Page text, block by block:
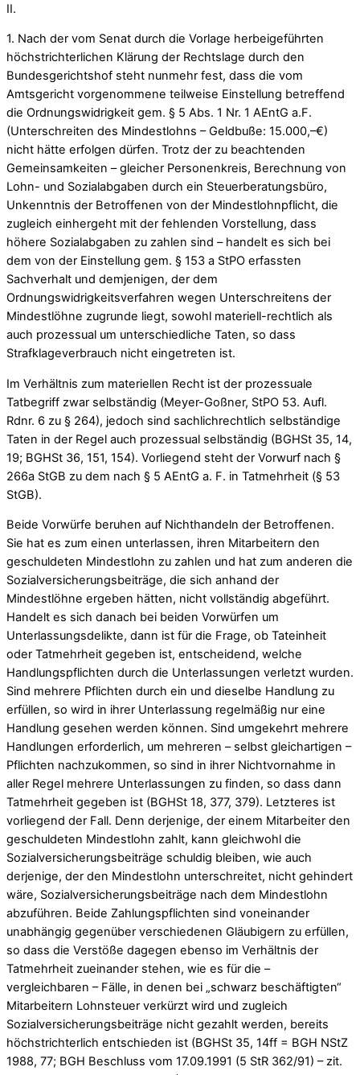
II.
1. Nach der vom Senat durch die Vorlage herbeigeführten
höchstrichterlichen Klärung der Rechtslage durch den
Bundesgerichtshof steht nunmehr fest, dass die vom
Amtsgericht vorgenommene teilweise Einstellung betreffend
die Ordnungswidrigkeit gem. § 5 Abs. 1 Nr. 1 AEntG a.F.
(Unterschreiten des Mindestlohns – Geldbuße: 15.000,–€)
nicht hätte erfolgen dürfen. Trotz der zu beachtenden
Gemeinsamkeiten – gleicher Personenkreis, Berechnung von
Lohn- und Sozialabgaben durch ein Steuerberatungsbüro,
Unkenntnis der Betroffenen von der Mindestlohnpflicht, die
zugleich einhergeht mit der fehlenden Vorstellung, dass
höhere Sozialabgaben zu zahlen sind – handelt es sich bei
dem von der Einstellung gem. § 153 a StPO erfassten
Sachverhalt und demjenigen, der dem
Ordnungswidrigkeitsverfahren wegen Unterschreitens der
Mindestlöhne zugrunde liegt, sowohl materiell-rechtlich als
auch prozessual um unterschiedliche Taten, so dass
Strafklageverbrauch nicht eingetreten ist.
Im Verhältnis zum materiellen Recht ist der prozessuale
Tatbegriff zwar selbständig (Meyer-Goßner, StPO 53. Aufl.
Rdnr. 6 zu § 264), jedoch sind sachlichrechtlich selbständige
Taten in der Regel auch prozessual selbständig (BGHSt 35, 14,
19; BGHSt 36, 151, 154). Vorliegend steht der Vorwurf nach §
266a StGB zu dem nach § 5 AEntG a. F. in Tatmehrheit (§ 53
StGB).
Beide Vorwürfe beruhen auf Nichthandeln der Betroffenen.
Sie hat es zum einen unterlassen, ihren Mitarbeitern den
geschuldeten Mindestlohn zu zahlen und hat zum anderen die
Sozialversicherungsbeiträge, die sich anhand der
Mindestlöhne ergeben hätten, nicht vollständig abgeführt.
Handelt es sich danach bei beiden Vorwürfen um
Unterlassungsdelikte, dann ist für die Frage, ob Tateinheit
oder Tatmehrheit gegeben ist, entscheidend, welche
Handlungspflichten durch die Unterlassungen verletzt wurden.
Sind mehrere Pflichten durch ein und dieselbe Handlung zu
erfüllen, so wird in ihrer Unterlassung regelmäßig nur eine
Handlung gesehen werden können. Sind umgekehrt mehrere
Handlungen erforderlich, um mehreren – selbst gleichartigen –
Pflichten nachzukommen, so sind in ihrer Nichtvornahme in
aller Regel mehrere Unterlassungen zu finden, so dass dann
Tatmehrheit gegeben ist (BGHSt 18, 377, 379). Letzteres ist
vorliegend der Fall. Denn derjenige, der einem Mitarbeiter den
geschuldeten Mindestlohn zahlt, kann gleichwohl die
Sozialversicherungsbeiträge schuldig bleiben, wie auch
derjenige, der den Mindestlohn unterschreitet, nicht gehindert
wäre, Sozialversicherungsbeiträge nach dem Mindestlohn
abzuführen. Beide Zahlungspflichten sind voneinander
unabhängig gegenüber verschiedenen Gläubigern zu erfüllen,
so dass die Verstöße dagegen ebenso im Verhältnis der
Tatmehrheit zueinander stehen, wie es für die –
vergleichbaren – Fälle, in denen bei „schwarz beschäftigten“
Mitarbeitern Lohnsteuer verkürzt wird und zugleich
Sozialversicherungsbeiträge nicht gezahlt werden, bereits
höchstrichterlich entschieden ist (BGHSt 35, 14ff = BGH NStZ
1988, 77; BGH Beschluss vom 17.09.1991 (5 StR 362/91) – zit.